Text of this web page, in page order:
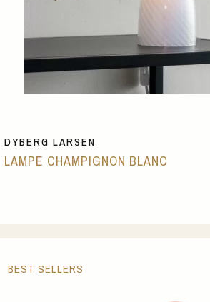
DYBERG LARSEN
LAMPE CHAMPIGNON BLANC
BEST SELLERS